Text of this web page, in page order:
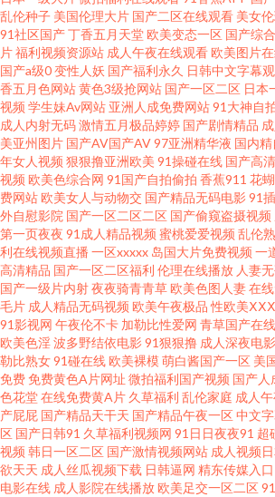
洲不卡一二三 69国精品 91影片 超碰人妻人人上 日
人视频精彩入口 黄网址在线观看 欧美色图18p 三级
站 伊人久操综合在线 97电影午夜剧场 在线观看91网
观看入口 超碰69 久久国产精品四虎 香蕉午夜视频 亚
产精品福利区 久草首页老司机 老司机福院视频 日本A
午夜剧场 伊人东京热蜜桃 97狠狠 变态另类影音 豆
超碰在线五月天 俺去颜色官网 国产传媒合集 九九精
美色图网站名称 日韩破解无码片 五月激情图片 性爱
干新网址 超碰亚洲免费 福利电影偶偶 国产乱轮9 韩
免费观看 久久副利网 欧美成人手机版 青娱乐老司机
色导航 成人高清无码 囯产精品久久 久热精品视频在
乱伦种子 美国伦理大片 国产二区在线观看 美女
91社区国产丁香五月天堂欧美变态一区 国产综
片福利视频资源站 成人午夜在线观看欧美图片
国产a级0变性人妖 国产福利永久 日韩中文字幕
香五月色网站黄色3级抢网站 国产一区二区 日本
视频 学生妹Av网站 亚洲人成免费网站91大神自
成人内射无码激情五月极品婷婷 国产剧情精品
美亚州图片 国产AV国产AV97亚洲精华液 国内
年女人视频 狠狠撸亚洲欧美 91操碰在线 国产高
视频 欧美色综合网 91国产自拍偷拍 香蕉911 花
费网站欧美女人与动物交 国产精品无码电影91
外自慰影院 国产一区二区二区 国产偷窥盗摄视频
第一页夜夜 91成人精品视频 蜜桃爱爱视频 乱伦
利在线视频直播 一区xxxxx 岛国大片免费视频 一
高清精品 国产一区二区福利 伦理在线播放 人妻
国产一级片内射夜夜骑青青草欧美色图人妻在
毛片 成人精品无码视频 欧美午夜极品 性欧美
91影视网 午夜伦不卡 加勒比性爱网 青草国产在
欧美色淫波多野结依电影91狠狠撸 成人深夜电影
勒比熟女91碰在线欧美裸模萌白酱国产一区 美
免费免费黄色A片网址 微拍福利国产视频 国产人
色花堂在线免费黄A片 久草福利 乱伦家庭 成人
产屁屁 国产精品天干天 国产精品午夜一区中文
区 国产日韩91 久草福利视频网 91日日夜夜91 超
视频 韩日一区二区 国产激情视频网站 成人视频
欲天天 成人丝瓜视频下载 日韩逼网 精东传媒入口
电影在线 成人影院在线播放欧美足交一区二区